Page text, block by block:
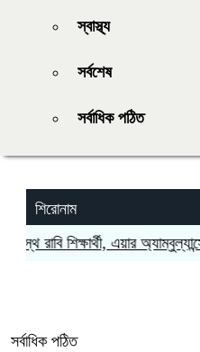
স্বাস্থ্য
সর্বশেষ
সর্বাধিক পঠিত
শিরোনাম
শিক্ষার্থী, এয়ার অ্যাম্বুল্যান্সে
সর্বাধিক পঠিত